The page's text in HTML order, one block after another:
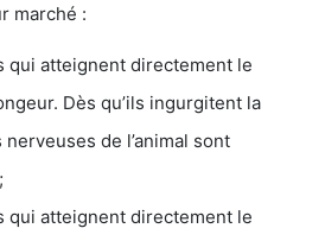
marché :
qui atteignent directement le
Dès qu’ils ingurgitent la
de l’animal sont
qui atteignent directement le